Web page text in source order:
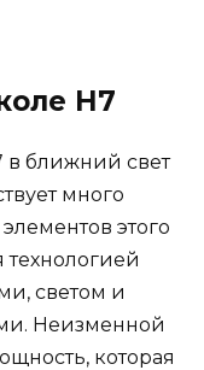
H7
в ближний свет
много
этого
технологией
светом и
Неизменной
которая